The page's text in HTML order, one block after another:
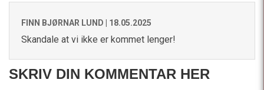
FINN BJØRNAR LUND | 18.05.2025
Skandale at vi ikke er kommet lenger!
SKRIV DIN KOMMENTAR HER